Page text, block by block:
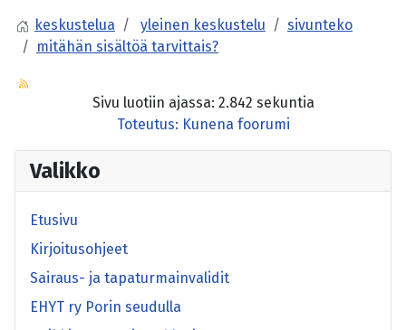
keskustelua yleinen keskustelu
sivunteko
mitähän sisältöä tarvittais?
Sivu luotiin ajassa: 2.842 sekuntia
Toteutus: Kunena foorumi
Valikko
Etusivu
Kirjoitusohjeet
Sairaus- ja tapaturmainvalidit
EHYT ry Porin seudulla